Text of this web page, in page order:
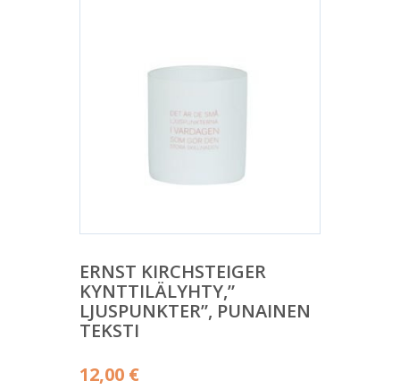
ERNST KIRCHSTEIGER
KYNTTILÄLYHTY,”
LJUSPUNKTER”, PUNAINEN
TEKSTI
12,00 €